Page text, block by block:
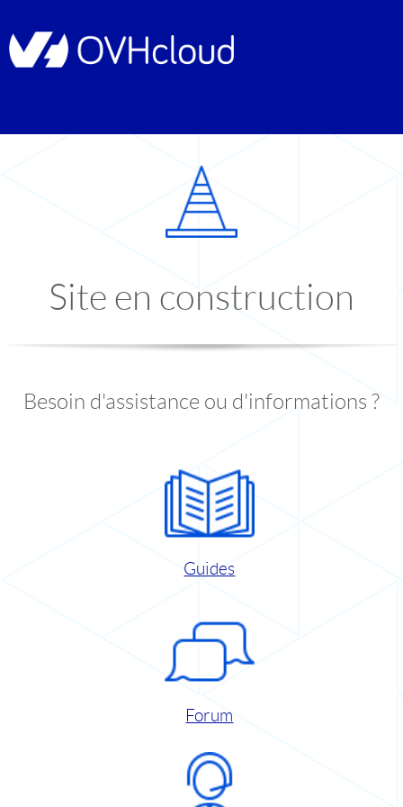
Site en construction
Besoin d'assistance ou d'informations ?
Guides
Forum